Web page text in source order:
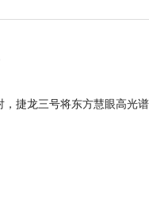
捷龙三号将东方慧眼高光